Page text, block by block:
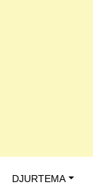
DJURTEMA